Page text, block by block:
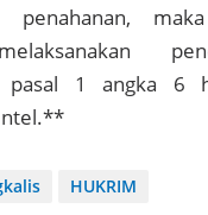
penahanan,
pasal 1 angka 6
HUKRIM